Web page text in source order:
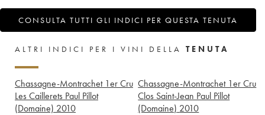
CONSULTA TUTTI GLI INDICI PER QUESTA TENUTA
ALTRI INDICI PER I VINI DELLA TENUTA
Chassagne-Montrachet 1er Cru
Les Caillerets Paul Pillot
(Domaine) 2010
Chassagne-Montrachet 1er Cru
Clos Saint-Jean Paul Pillot
(Domaine) 2010